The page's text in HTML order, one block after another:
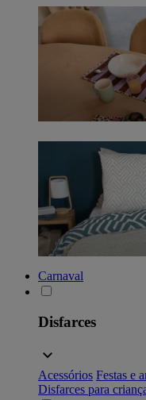
Carnaval
Disfarces
Acessórios Festas e
Disfarces para